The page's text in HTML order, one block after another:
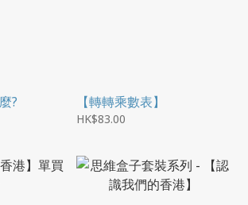
? 【轉轉乘數表】
HK$83.00